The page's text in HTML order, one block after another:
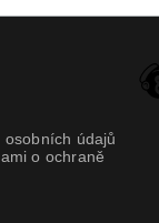
údajů
o ochraně